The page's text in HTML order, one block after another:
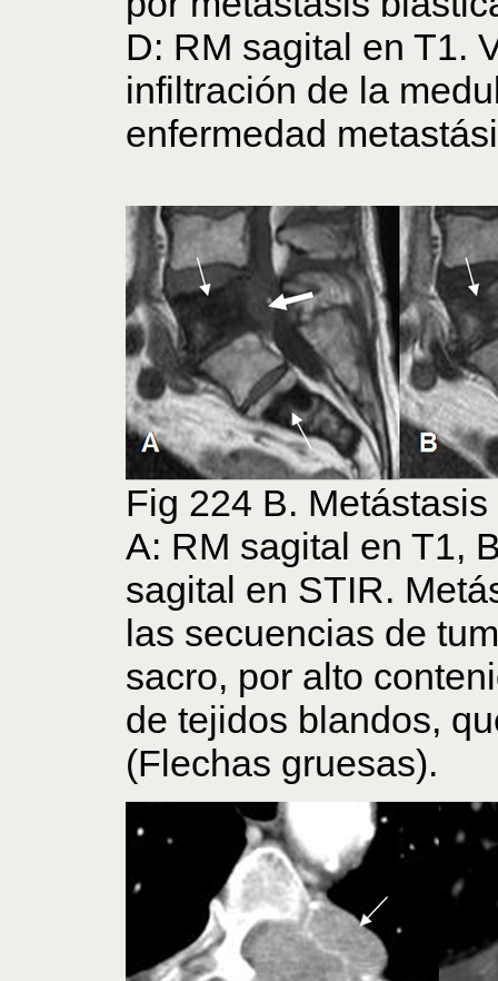
D: RM sagital en T1.
infiltración de la
enfermedad
Fig 224 B.
A: RM sagital en T1,
sagital en STIR.
las secuencias de
sacro, por alto
de tejidos blandos,
(Flechas gruesas).